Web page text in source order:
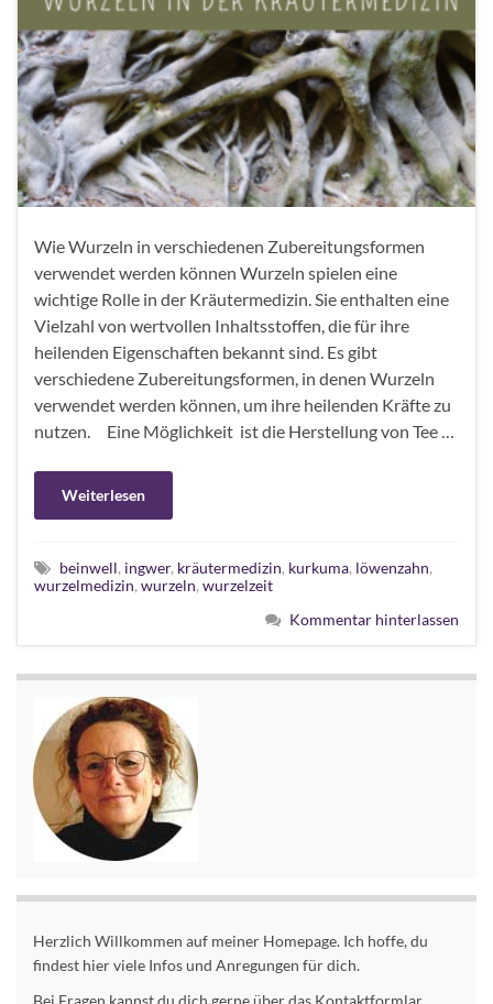
Wie Wurzeln in verschiedenen Zubereitungsformen
verwendet werden können Wurzeln spielen eine
wichtige Rolle in der Kräutermedizin. Sie enthalten eine
Vielzahl von wertvollen Inhaltsstoffen, die für ihre
heilenden Eigenschaften bekannt sind. Es gibt
verschiedene Zubereitungsformen, in denen Wurzeln
verwendet werden können, um ihre heilenden Kräfte zu
nutzen. Eine Möglichkeit ist die Herstellung von Tee …
Weiterlesen
beinwell, ingwer, kräutermedizin, kurkuma, löwenzahn,
wurzelmedizin, wurzeln, wurzelzeit
Kommentar hinterlassen
Herzlich Willkommen auf meiner Homepage. Ich hoffe, du
findest hier viele Infos und Anregungen für dich.
Bei Fragen kannst du dich gerne über das Kontaktformlar